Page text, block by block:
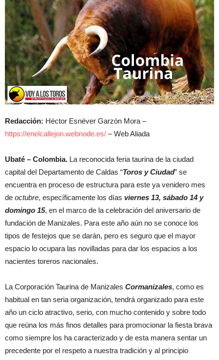
Redacción: Héctor Esnéver Garzón Mora –
https://enelcallejon.webnode.es/ – Web Aliada
Ubaté – Colombia. La reconocida feria taurina de la ciudad
capital del Departamento de Caldas “Toros y Ciudad” se
encuentra en proceso de estructura para este ya venidero mes
de octubre, específicamente los días viernes 13, sábado 14 y
domingo 15, en el marco de la celebración del aniversario de
fundación de Manizales. Para este año aún no se conoce los
tipos de festejos que se darán, pero es seguro que el mayor
espacio lo ocupara las novilladas para dar los espacios a los
nacientes toreros nacionales.
La Corporación Taurina de Manizales Cormanizales, como es
habitual en tan seria organización, tendrá organizado para este
año un ciclo atractivo, serio, con mucho contenido y sobre todo
que reúna los más finos detalles para promocionar la fiesta brava
como siempre los ha caracterizado y de esta manera sentar un
precedente por el respeto a nuestra tradición y al principio